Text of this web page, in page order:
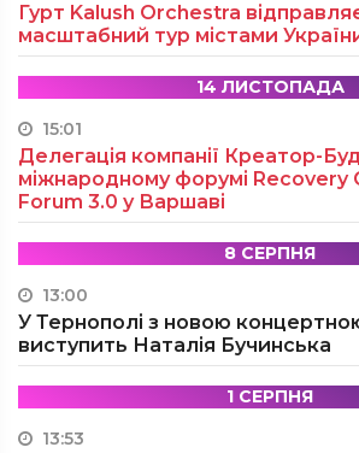
Гурт Kalush Orchestra
масштабний тур містами
14 ЛИСТОПАДА
15:01
Делегація компанії Креатор-
міжнародному форумі Recovery
Forum 3.0 у Варшаві
8 СЕРПНЯ
13:00
У Тернополі з новою
виступить Наталія Бучинська
1 СЕРПНЯ
13:53